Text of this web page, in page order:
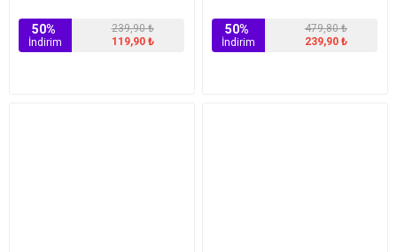
50%
İndirim
239,90 ₺
119,90 ₺
50%
İndirim
479,80 ₺
239,90 ₺